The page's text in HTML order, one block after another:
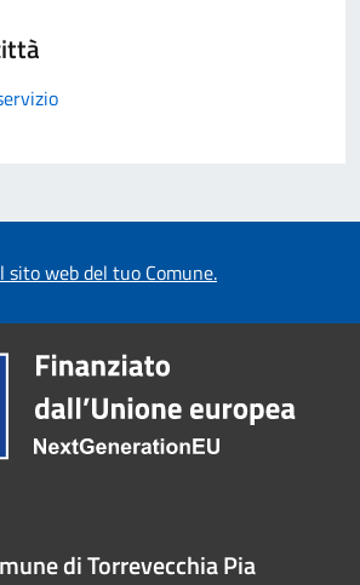
sito web del tuo Comune.
di Torrevecchia Pia